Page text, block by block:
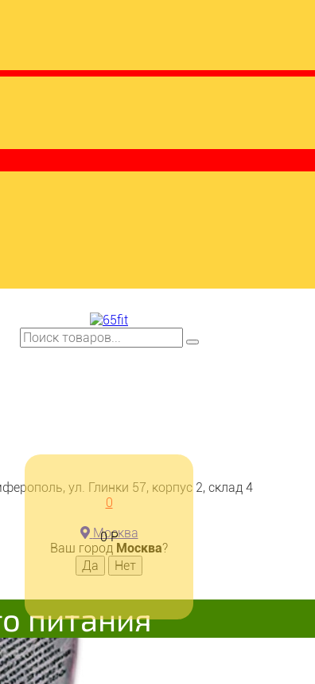
ул. Глинки 57, корпус 2, склад 4
0
0Р
Москва
Ваш город Москва?
питания